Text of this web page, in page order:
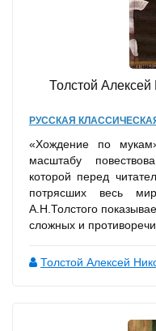
Толстой
РУССКАЯ
«Хождение по
масштабу
которой перед
потрясших весь
А.Н.Толстого
сложных и
Толстой Алексей